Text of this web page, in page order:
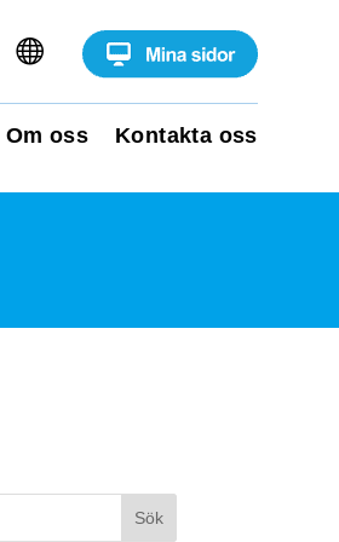

Om oss Kontakta oss
Sök